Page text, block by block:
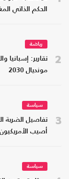
الحكم الذاتي
2
رياضة
تقارير: إسبانيا
مونديال 2030
3
سياسة
تفاصيل الضربة
أصيب
سياسة